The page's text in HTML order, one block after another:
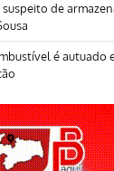
suspeito de
é autuado